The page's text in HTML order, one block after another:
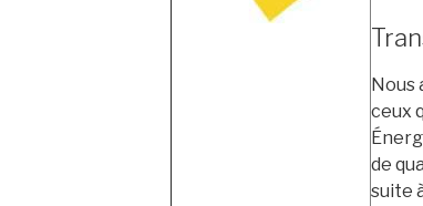
Nous
ceux
de
suite